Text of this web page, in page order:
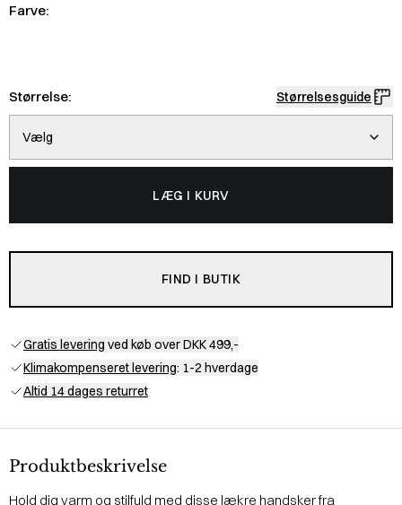
Farve:
Størrelse: Størrelsesguide
Vælg
LÆG I KURV
FIND I BUTIK
Gratis levering ved køb over DKK 499,-
Klimakompenseret levering: 1-2 hverdage
Altid 14 dages returret
Produktbeskrivelse
Hold dig varm og stilfuld med disse lækre handsker fra